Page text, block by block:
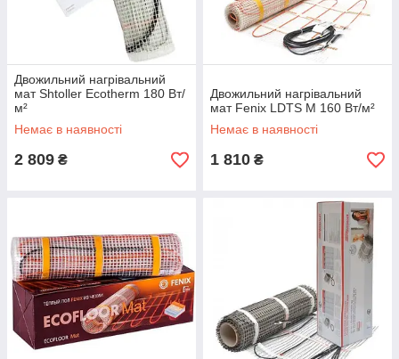
Двожильний нагрівальний
мат Shtoller Ecotherm 180 Вт/
м²
Немає в наявності
2 809 ₴
Двожильний нагрівальний
мат Fenix LDTS M 160 Вт/м²
Немає в наявності
1 810 ₴